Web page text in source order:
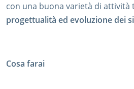
con una buona varietà di attività
progettualità ed evoluzione dei
Cosa farai